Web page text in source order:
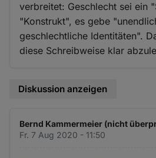
verbreitet: Geschlecht sei ein
"Konstrukt", es gebe
geschlechtliche Identitäten".
diese Schreibweise klar
Diskussion anzeigen
Bernd Kammermeier (nicht
Fr. 7 Aug 2020 - 11:50